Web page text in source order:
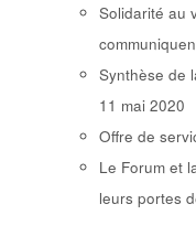
Solidarité au
Synthèse de
11 mai 2020
Offre de
Le Forum et
leurs portes